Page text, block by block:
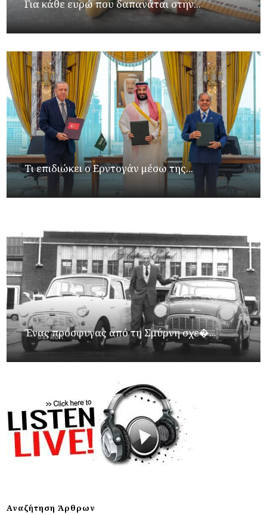
Για κάθε ευρώ που δαπανάται στην...
Τι επιδιώκει ο Ερντογάν μέσω της...
Ένας πρόσφυγας από τη Σμύρνη σχε�...
Αναζήτηση Άρθρων